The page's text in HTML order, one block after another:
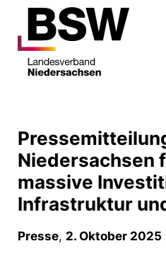
Niedersachsen
massive
Infrastruktur
Presse, 2. Oktober 2025